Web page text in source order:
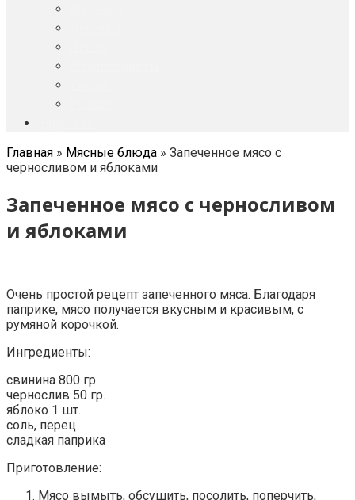
Главная » Мясные блюда » Запеченное мясо с
черносливом и яблоками
Запеченное мясо с черносливом
и яблоками
Очень простой рецепт запеченного мяса. Благодаря
паприке, мясо получается вкусным и красивым, с
румяной корочкой.
Ингредиенты:
свинина 800 гр.
чернослив 50 гр.
яблоко 1 шт.
соль, перец
сладкая паприка
Приготовление:
Мясо вымыть, обсушить, посолить, поперчить,